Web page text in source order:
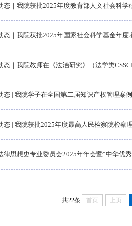
态｜我院获批2025年度教育部人文社会科学
态｜我院获批2025年国家社会科学基金年度
态｜我院教师在《法治研究》（法学类
态 | 我院学子在全国第二届知识产权管理案
态 | 我院获批2025年度最高人民检察院检察
律思想史专业委员会2025年年会暨“中华优
共22条 首页 上页